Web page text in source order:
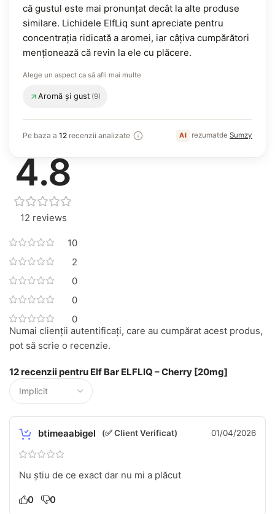
că gustul este mai pronunțat decât la alte produse
similare. Lichidele ElfLiq sunt apreciate pentru
concentrația ridicată a aromei, iar câțiva cumpărători
menționează că revin la ele cu plăcere.
Alege un aspect ca să afli mai multe
Aromă și gust (9)
, menționat des
Pe baza a 12 recenzii analizate
. cum sunt rezumate recenziile? AI Generat de AI
rezumatde Sumzy
4.8
12 reviews
10
2
0
0
0
12 recenzii pentru Elf Bar ELFLIQ – Cherry [20mg]
btimeaabigel (✅ Client Verificat) 01/04/2026
Nu știu de ce exact dar nu mi a plăcut
0 0
Numai clienții autentificați, care au cumpărat acest produs,
pot să scrie o recenzie.